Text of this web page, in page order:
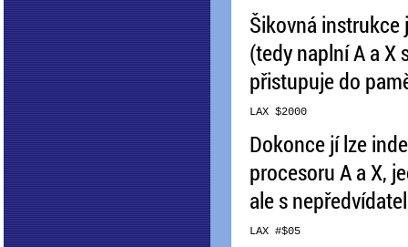
Šikovná instrukce
(tedy naplní A a
přistupuje do
LAX $2000
Dokonce jí lze
procesoru A a X,
ale s
LAX #$05